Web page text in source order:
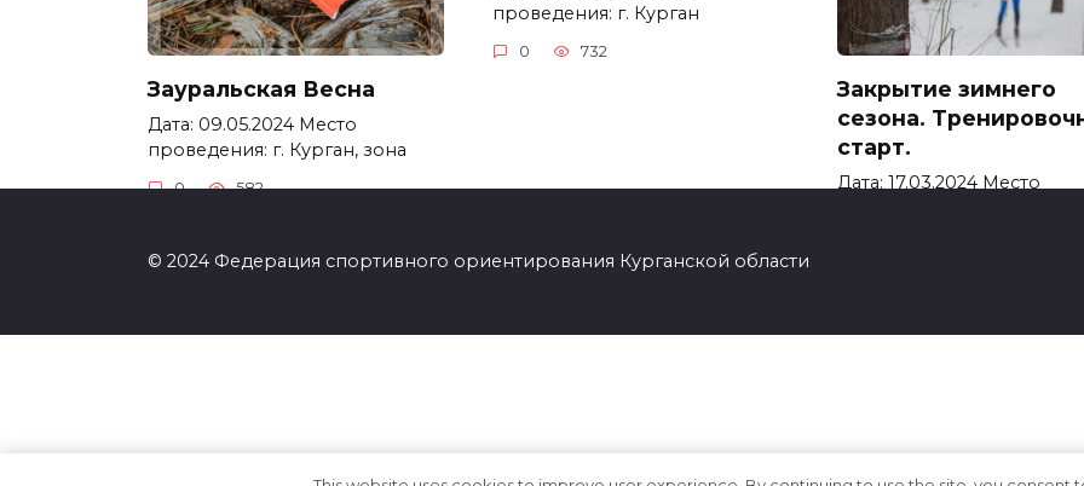
Зауральская Весна
Дата: 09.05.2024 Место
проведения: г. Курган, зона
0 582
проведения: г. Курган
0 732
Закрытие зимнего
сезона.
старт.
Дата: 17.03.2024 Место
© 2024 Федерация спортивного ориентирования Курганской области